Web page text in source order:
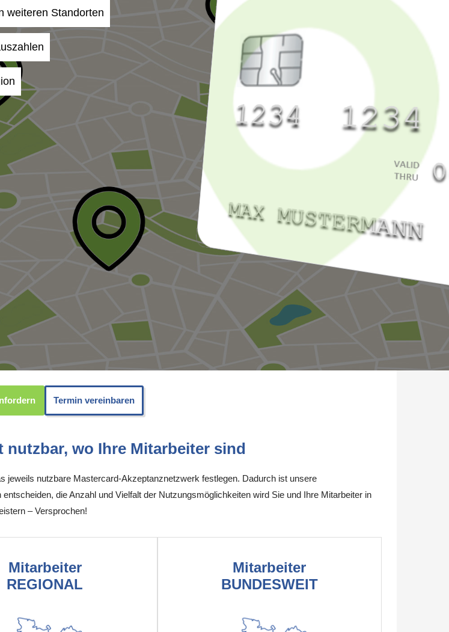
weiteren Standorten
Termin vereinbaren
wo Ihre Mitarbeiter sind
jeweils nutzbare Mastercard-Akzeptanznetzwerk festlegen. Dadurch ist unsere
die Anzahl und Vielfalt der Nutzungsmöglichkeiten wird Sie und Ihre Mitarbeiter in
– Versprochen!
Mitarbeiter
REGIONAL
Mitarbeiter
BUNDESWEIT